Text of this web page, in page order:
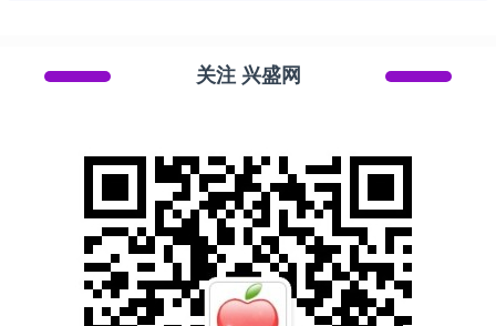
关注 兴盛网